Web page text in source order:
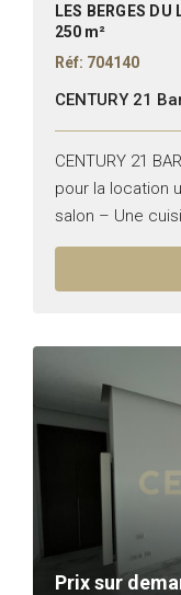
LES BERGES DU
250 m²
Réf: 704140
CENTURY 21
CENTURY 21
pour la location
salon – Une
Une...
Prix sur